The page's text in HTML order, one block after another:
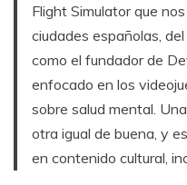
Flight Simulator que
ciudades españolas,
como el fundador de
enfocado en los
sobre salud mental.
otra igual de buena, y
en contenido cultural,